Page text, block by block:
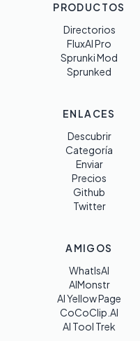
PRODUCTOS
Directorios
FluxAI Pro
Sprunki Mod
Sprunked
ENLACES
Descubrir
Categoría
Enviar
Precios
Github
Twitter
AMIGOS
WhatIsAI
AIMonstr
AI Yellow Page
CoCoClip.AI
AI Tool Trek